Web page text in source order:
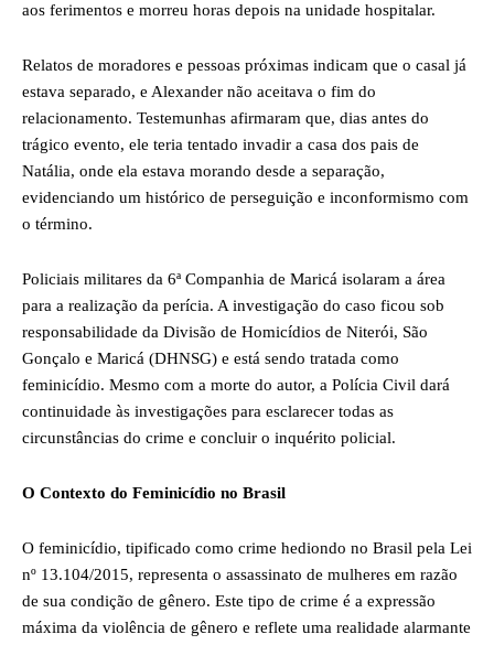
aos ferimentos e morreu horas depois na unidade hospitalar.
Relatos de moradores e pessoas próximas indicam que o casal já
estava separado, e Alexander não aceitava o fim do
relacionamento. Testemunhas afirmaram que, dias antes do
trágico evento, ele teria tentado invadir a casa dos pais de
Natália, onde ela estava morando desde a separação,
evidenciando um histórico de perseguição e inconformismo com
o término.
Policiais militares da 6ª Companhia de Maricá isolaram a área
para a realização da perícia. A investigação do caso ficou sob
responsabilidade da Divisão de Homicídios de Niterói, São
Gonçalo e Maricá (DHNSG) e está sendo tratada como
feminicídio. Mesmo com a morte do autor, a Polícia Civil dará
continuidade às investigações para esclarecer todas as
circunstâncias do crime e concluir o inquérito policial.
O Contexto do Feminicídio no Brasil
O feminicídio, tipificado como crime hediondo no Brasil pela Lei
nº 13.104/2015, representa o assassinato de mulheres em razão
de sua condição de gênero. Este tipo de crime é a expressão
máxima da violência de gênero e reflete uma realidade alarmante